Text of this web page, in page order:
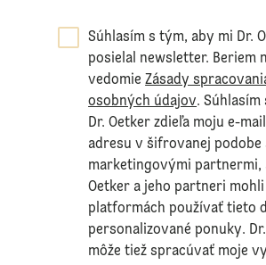
Súhlasím s tým, aby mi Dr.
posielal newsletter. Beriem
vedomieZásady
osobných údajov. Súhlasím
Dr. Oetker zdieľa moju e-
adresu v šifrovanej podobe
marketingovými partnermi,
Oetker a jeho partneri mohli
platformách používať tieto
personalizované ponuky.
môže tiež spracúvať moje